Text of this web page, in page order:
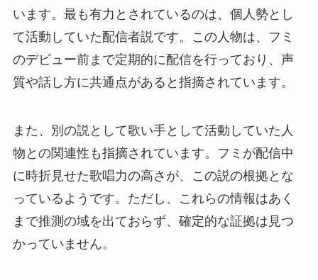
います。最も有力とされているのは、個人勢とし
て活動していた配信者説です。この人物は、フミ
のデビュー前まで定期的に配信を行っており、声
質や話し方に共通点があると指摘されています。
また、別の説として歌い手として活動していた人
物との関連性も指摘されています。フミが配信中
に時折見せた歌唱力の高さが、この説の根拠とな
っているようです。ただし、これらの情報はあく
まで推測の域を出ておらず、確定的な証拠は見つ
かっていません。